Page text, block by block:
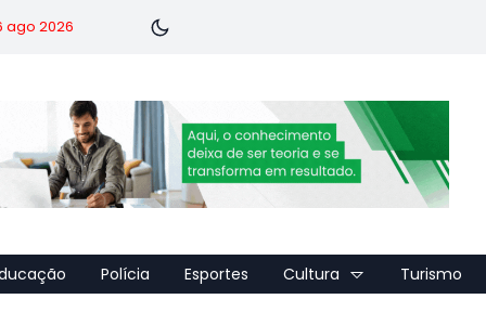
ago 2026
Polícia Esportes Cultura Turismo